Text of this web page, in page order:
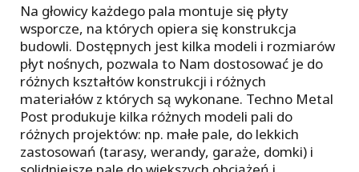
Na głowicy każdego pala montuje się płyty
wsporcze, na których opiera się konstrukcja
budowli. Dostępnych jest kilka modeli i rozmiarów
płyt nośnych, pozwala to Nam dostosować je do
różnych kształtów konstrukcji i różnych
materiałów z których są wykonane. Techno Metal
Post produkuje kilka różnych modeli pali do
różnych projektów: np. małe pale, do lekkich
zastosowań (tarasy, werandy, garaże, domki) i